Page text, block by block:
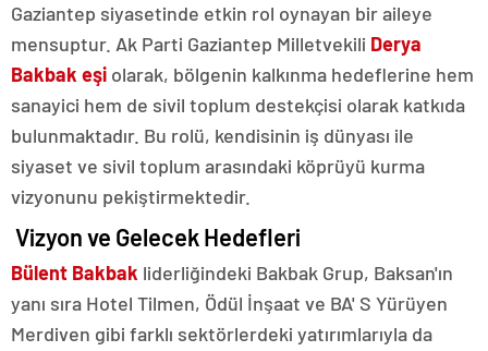
Gaziantep siyasetinde etkin rol oynayan bir aileye
mensuptur. Ak Parti Gaziantep Milletvekili Derya
Bakbak eşi olarak, bölgenin kalkınma hedeflerine hem
sanayici hem de sivil toplum destekçisi olarak katkıda
bulunmaktadır. Bu rolü, kendisinin iş dünyası ile
siyaset ve sivil toplum arasındaki köprüyü kurma
vizyonunu pekiştirmektedir.
Vizyon ve Gelecek Hedefleri
Bülent Bakbak liderliğindeki Bakbak Grup, Baksan'ın
yanı sıra Hotel Tilmen, Ödül İnşaat ve BA' S Yürüyen
Merdiven gibi farklı sektörlerdeki yatırımlarıyla da